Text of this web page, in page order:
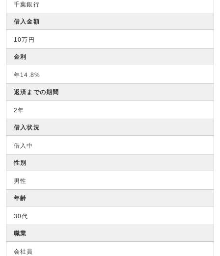
千葉銀行
借入金額
10万円
金利
年14.8%
返済までの期間
2年
借入状況
借入中
性別
男性
年齢
30代
職業
会社員